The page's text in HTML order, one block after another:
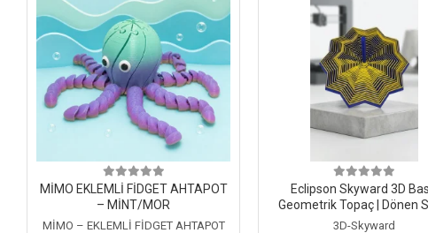
MİMO EKLEMLİ FİDGET AHTAPOT
– MİNT/MOR
MİMO – EKLEMLİ FİDGET AHTAPOT
Eclipson Skyward 3D
Geometrik Topaç | Dönen
Oyuncağı Spin Top
3D-Skyward